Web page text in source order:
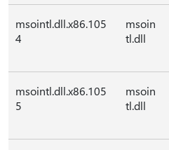
msointl.dll.x86.105
4
msoin
tl.dll
msointl.dll.x86.105
5
msoin
tl.dll